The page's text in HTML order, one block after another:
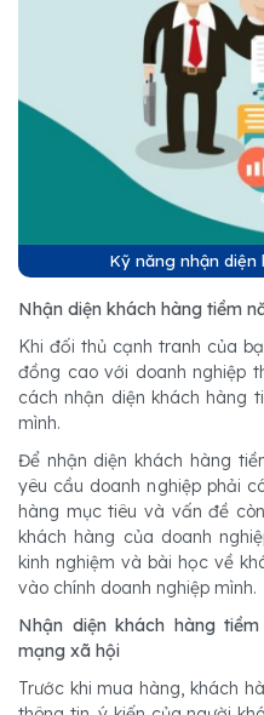
Kỹ năng nhận diện
Nhận diện khách hàng tiềm
Khi đối thủ cạnh tranh của
đồng cao với doanh nghiệp
cách nhận diện khách hàng
mình.
Để nhận diện khách hàng
yêu cầu doanh nghiệp phải
hàng mục tiêu và vấn đề
khách hàng của doanh
kinh nghiệm và bài học về
vào chính doanh nghiệp mình.
Nhận diện khách hàng
mạng xã hội
Trước khi mua hàng, khách